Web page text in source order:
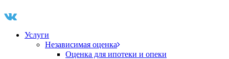
Услуги
Независимая оценка
Оценка для ипотеки и опеки